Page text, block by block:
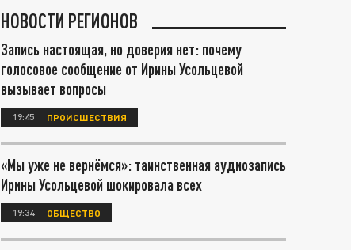
НОВОСТИ РЕГИОНОВ
Запись настоящая, но доверия нет: почему
голосовое сообщение от Ирины Усольцевой
вызывает вопросы
19:45 ПРОИСШЕСТВИЯ
«Мы уже не вернёмся»: таинственная аудиозапись
Ирины Усольцевой шокировала всех
19:34 ОБЩЕСТВО